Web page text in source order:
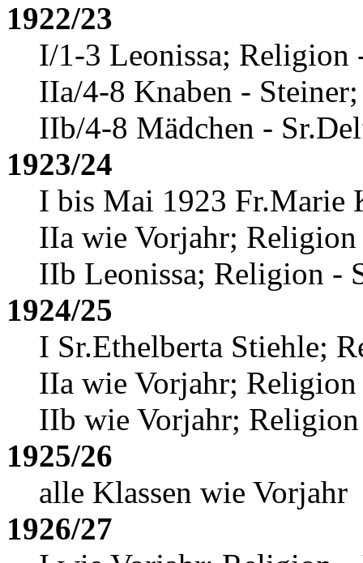
1922/23
I/1-3 Leonissa; Religion
IIa/4-8 Knaben -
IIb/4-8 Mädchen -
1923/24
I bis Mai 1923 Fr.Marie
IIa wie Vorjahr; Religion
IIb Leonissa; Religion -
1924/25
I Sr.Ethelberta Stiehle;
IIa wie Vorjahr; Religion
IIb wie Vorjahr;
1925/26
alle Klassen wie Vorjahr
1926/27